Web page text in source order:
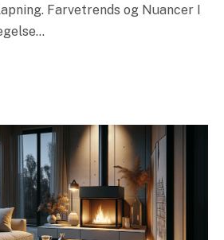
Farvetrends og Nuancer I